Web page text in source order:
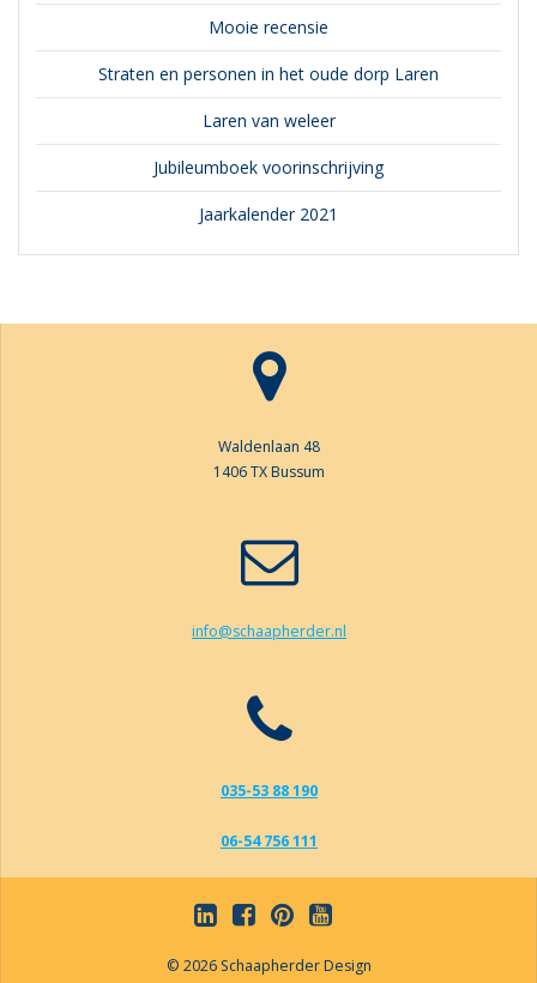
Mooie recensie
Straten en personen in het oude dorp Laren
Laren van weleer
Jubileumboek voorinschrijving
Jaarkalender 2021
Waldenlaan 48
1406 TX Bussum
info@schaapherder.nl
035-53 88 190
06-54 756 111
© 2026 Schaapherder Design